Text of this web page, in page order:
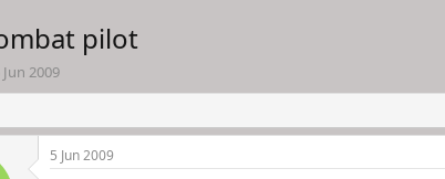
pilot
Jun 2009
5 Jun 2009